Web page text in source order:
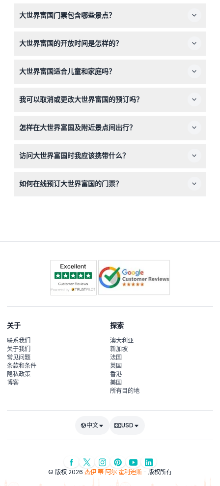
大世界富国门票包含哪些景点？
河的往返贡多拉船游，让您充分体验该综合体的独特魅力。
大世界富国的开放时间是怎样的？
合您安排白天及傍晚的游览（时间可能会有变动，请在预订
大世界富国适合儿童和家庭吗？
厘米或14岁以下的儿童需由成人陪同以确保安全和舒适。
我可以取消或更改大世界富国的预订吗？
订前确认您的行程安排。
怎样在大世界富国及附近景点间出行？
VinWonders的穿梭巴士，方便您在游览期间轻松访问多个
访问大世界富国时我应该携带什么？
现金或银行卡购买餐饮及购物，因为门票仅包含部分景点。
如何在线预订大世界富国的门票？
关于
联系我们
关于我们
常见问题
条款和条件
隐私政策
博客
探索
澳大利亚
新加坡
法国
英国
香港
美国
所有目的地
中文 USD
© 版权 2026 杰伊·蒂·阿尔·霍利迪斯- 版权所有